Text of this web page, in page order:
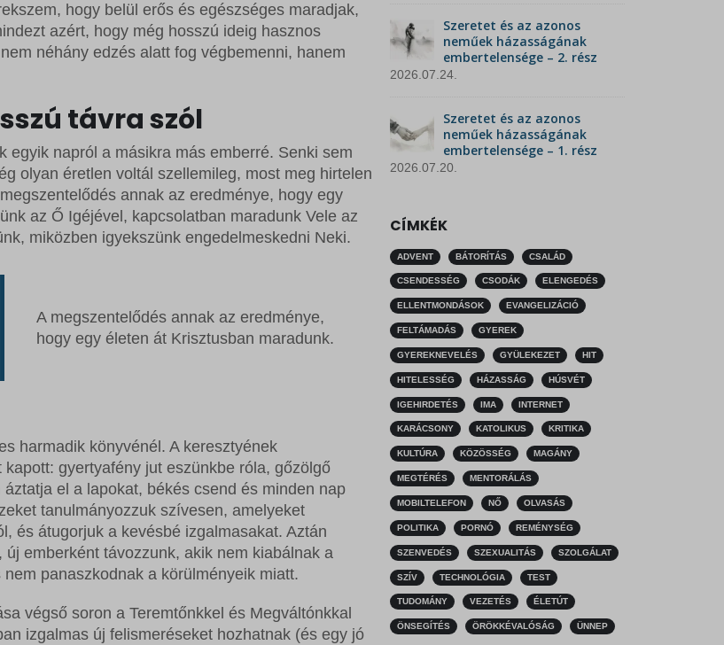
hogy belül erős és egészséges maradjak,
azért, hogy még hosszú ideig hasznos
néhány edzés alatt fog végbemenni, hanem
távra szól
egyik napról a másikra más emberré. Senki sem
olyan éretlen voltál szellemileg, most meg hirtelen
annak az eredménye, hogy egy
az Ő Igéjével, kapcsolatban maradunk Vele az
miközben igyekszünk engedelmeskedni Neki.
A megszentelődés annak az eredménye,
hogy egy életen át Krisztusban maradunk.
harmadik könyvénél. A keresztyének
gyertyafény jut eszünkbe róla, gőzölgő
el a lapokat, békés csend és minden nap
tanulmányozzuk szívesen, amelyeket
és átugorjuk a kevésbé izgalmasakat. Aztán
emberként távozzunk, akik nem kiabálnak a
panaszkodnak a körülményeik miatt.
végső soron a Teremtőnkkel és Megváltónkkal
izgalmas új felismeréseket hozhatnak (és egy jó
Szeretet és az azonos
neműek házasságának
embertelensége – 2. rész
2026.07.24.
Szeretet és az azonos
neműek házasságának
embertelensége – 1. rész
2026.07.20.
CÍMKÉK
ADVENT BÁTORÍTÁS CSALÁD
CSENDESSÉG CSODÁK ELENGEDÉS
ELLENTMONDÁSOK EVANGELIZÁCIÓ
FELTÁMADÁS GYEREK
GYEREKNEVELÉS GYÜLEKEZET HIT
HITELESSÉG HÁZASSÁG HÚSVÉT
IGEHIRDETÉS IMA INTERNET
KARÁCSONY KATOLIKUS KRITIKA
KULTÚRA KÖZÖSSÉG MAGÁNY
MEGTÉRÉS MENTORÁLÁS
MOBILTELEFON NŐ OLVASÁS
POLITIKA PORNÓ REMÉNYSÉG
SZENVEDÉS SZEXUALITÁS SZOLGÁLAT
SZÍV TECHNOLÓGIA TEST
TUDOMÁNY VEZETÉS ÉLETÚT
ÖNSEGÍTÉS ÖRÖKKÉVALÓSÁG ÜNNEP